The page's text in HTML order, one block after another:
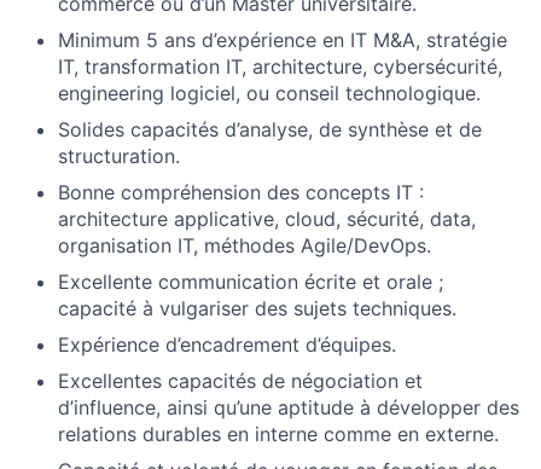
Minimum 5 ans d’expérience en IT M&A, stratégie
IT, transformation IT, architecture, cybersécurité,
engineering logiciel, ou conseil technologique.
Solides capacités d’analyse, de synthèse et de
structuration.
Bonne compréhension des concepts IT :
architecture applicative, cloud, sécurité, data,
organisation IT, méthodes Agile/DevOps.
Excellente communication écrite et orale ;
capacité à vulgariser des sujets techniques.
Expérience d’encadrement d’équipes.
Excellentes capacités de négociation et
d’influence, ainsi qu’une aptitude à développer des
relations durables en interne comme en externe.